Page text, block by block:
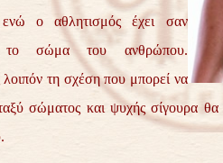
ο αθλητισμός έχει σαν
το σώμα του ανθρώπου.
λοιπόν τη σχέση που μπορεί να
σώματος και ψυχής σίγουρα